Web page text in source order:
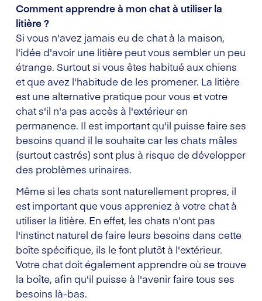
Comment apprendre à mon chat à utiliser la
litière ?
Si vous n'avez jamais eu de chat à la maison,
l'idée d'avoir une litière peut vous sembler un peu
étrange. Surtout si vous êtes habitué aux chiens
et que avez l'habitude de les promener. La litière
est une alternative pratique pour vous et votre
chat s'il n'a pas accès à l'extérieur en
permanence. Il est important qu'il puisse faire ses
besoins quand il le souhaite car les chats mâles
(surtout castrés) sont plus à risque de développer
des problèmes urinaires.
Même si les chats sont naturellement propres, il
est important que vous appreniez à votre chat à
utiliser la litière. En effet, les chats n'ont pas
l'instinct naturel de faire leurs besoins dans cette
boîte spécifique, ils le font plutôt à l'extérieur.
Votre chat doit également apprendre où se trouve
la boîte, afin qu'il puisse à l'avenir faire tous ses
besoins là-bas.